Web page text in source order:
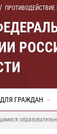
ДЛЯ ГРАЖДАН